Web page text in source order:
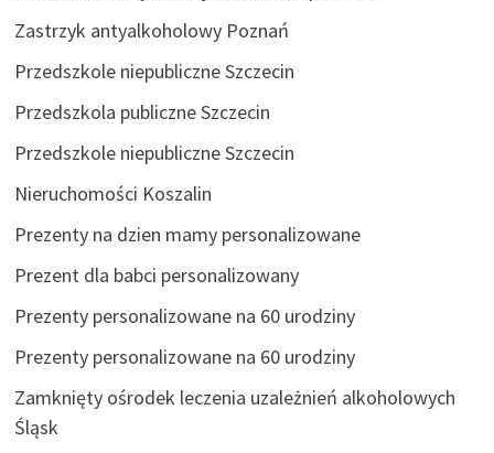
Zastrzyk antyalkoholowy Poznań
Przedszkole niepubliczne Szczecin
Przedszkola publiczne Szczecin
Przedszkole niepubliczne Szczecin
Nieruchomości Koszalin
Prezenty na dzien mamy personalizowane
Prezent dla babci personalizowany
Prezenty personalizowane na 60 urodziny
Prezenty personalizowane na 60 urodziny
Zamknięty ośrodek leczenia uzależnień alkoholowych
Śląsk